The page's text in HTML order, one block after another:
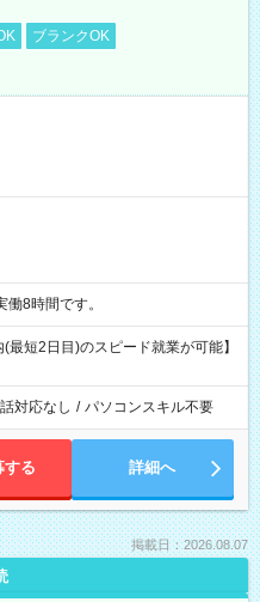
ブランクOK
ち実働8時間です。
短2日目)のスピード就業が可能】
対応なし / パソコンスキル不要
する 詳細へ
掲載日：2026.08.07